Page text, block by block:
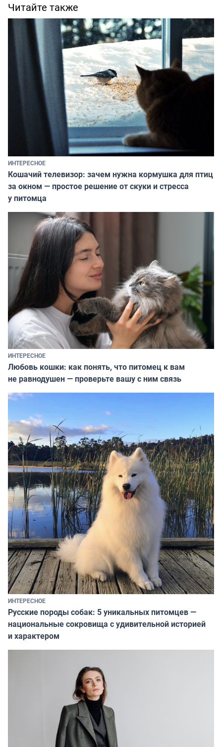
Читайте также
ИНТЕРЕСНОЕ
Кошачий телевизор: зачем нужна кормушка для птиц
за окном — простое решение от скуки и стресса
у питомца
ИНТЕРЕСНОЕ
Любовь кошки: как понять, что питомец к вам
не равнодушен — проверьте вашу с ним связь
ИНТЕРЕСНОЕ
Русские породы собак: 5 уникальных питомцев —
национальные сокровища с удивительной историей
и характером